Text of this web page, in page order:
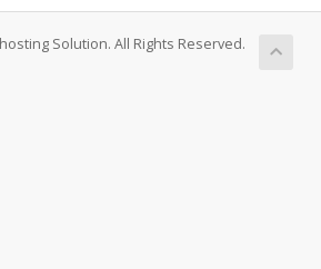
Solution. All Rights Reserved.